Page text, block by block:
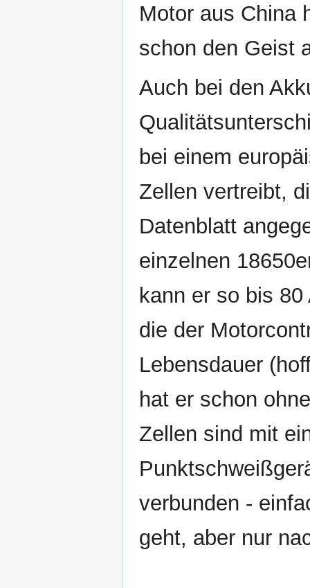
Motor aus China
schon den Geist
Auch bei den
bei einem
Zellen vertreibt,
Datenblatt
einzelnen
kann er so bis
die der
Lebensdauer
hat er schon
Zellen sind mit
verbunden -
geht, aber nur